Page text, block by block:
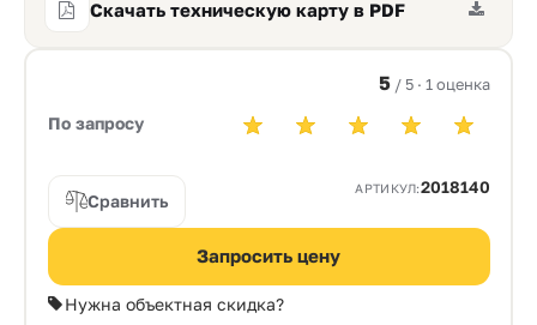
Скачать техническую карту в PDF
По запросу
5 / 5 · 1 оценка
Сравнить
АРТИКУЛ:2018140
Запросить цену
Нужна объектная скидка?